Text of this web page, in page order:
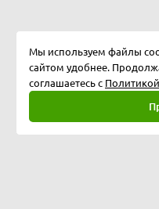
Мы используем файлы
сайтом удобнее.
соглашаетесь с